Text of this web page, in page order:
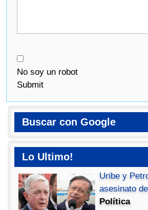
No soy un robot
Submit
Buscar con Google
Lo Ultimo!
Uribe y
asesinato
Política